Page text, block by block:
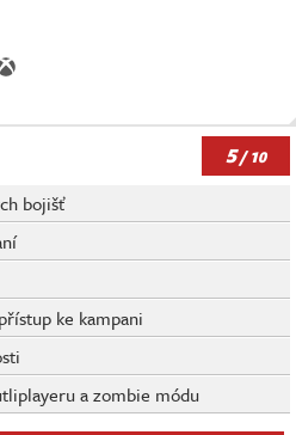
5/ 10
bojišť
ke kampani
a zombie módu